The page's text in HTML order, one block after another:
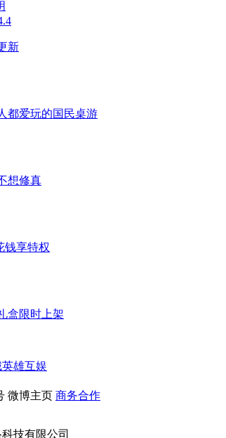
新
都爱玩的国民桌游
想修真
钱享特权
盒限时上架
英雄互娱
微博主页 商务合作
技有限公司